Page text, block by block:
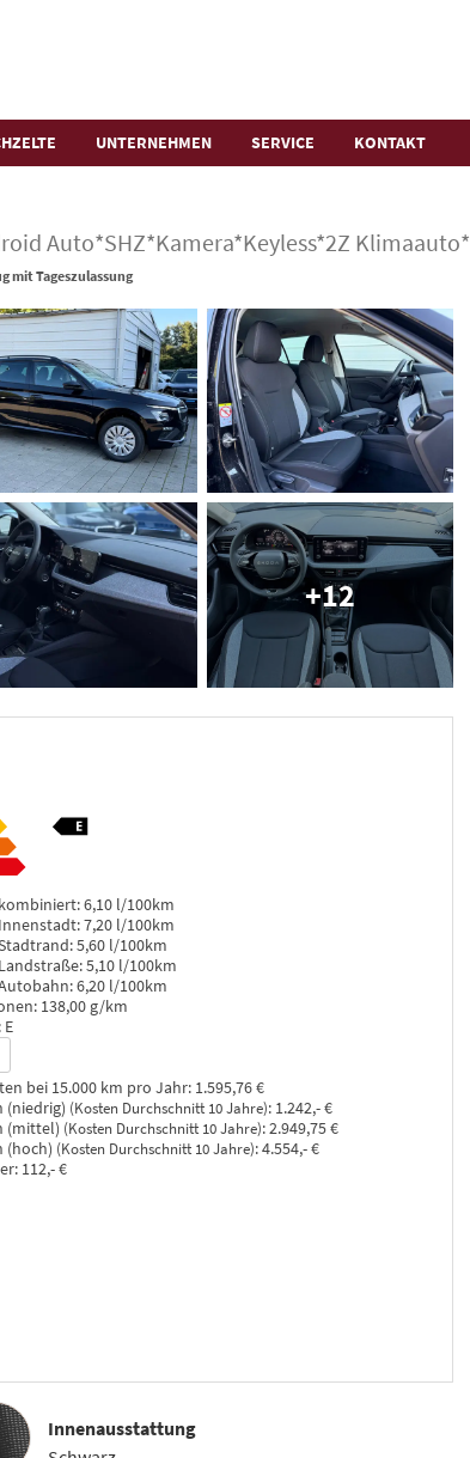
UNTERNEHMEN SERVICE KONTAKT
Auto*SHZ*Kamera*Keyless*2Z Klimaauto*
mit Tageszulassung
+12
6,10 l/100km
7,20 l/100km
5,60 l/100km
5,10 l/100km
6,20 l/100km
138,00 g/km
E
bei 15.000 km pro Jahr: 1.595,76 €
(niedrig) (Kosten Durchschnitt 10 Jahre): 1.242,- €
(mittel) (Kosten Durchschnitt 10 Jahre):2.949,75 €
(hoch) (Kosten Durchschnitt 10 Jahre):4.554,- €
112,- €
Innenausstattung